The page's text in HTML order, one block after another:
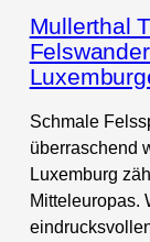
Mullerthal
Schmale
überraschend
Luxemburg
Mitteleuropas.